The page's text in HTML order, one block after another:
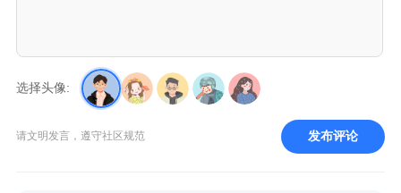
选择头像:
请文明发言，遵守社区规范 发布评论